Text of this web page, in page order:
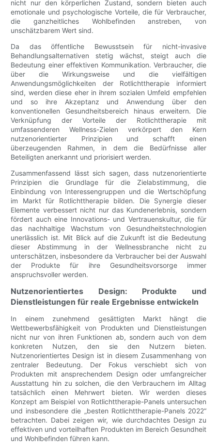
nicht nur den körperlichen Zustand, sondern bieten auch
emotionale und psychologische Vorteile, die für Verbraucher,
die ganzheitliches Wohlbefinden anstreben, von
unschätzbarem Wert sind.
Da das öffentliche Bewusstsein für nicht-invasive
Behandlungsalternativen stetig wächst, steigt auch die
Bedeutung einer effektiven Kommunikation. Verbraucher, die
über die Wirkungsweise und die vielfältigen
Anwendungsmöglichkeiten der Rotlichttherapie informiert
sind, werden diese eher in ihrem sozialen Umfeld empfehlen
und so ihre Akzeptanz und Anwendung über den
konventionellen Gesundheitsbereich hinaus erweitern. Die
Verknüpfung der Vorteile der Rotlichttherapie mit
umfassenderen Wellness-Zielen verkörpert den Kern
nutzenorientierter Prinzipien und schafft einen
überzeugenden Rahmen, in dem die Bedürfnisse aller
Beteiligten anerkannt und priorisiert werden.
Zusammenfassend lässt sich sagen, dass nutzenorientierte
Prinzipien die Grundlage für die Zielabstimmung, die
Einbindung von Interessengruppen und die Wertschöpfung
im Markt für Rotlichttherapie bilden. Die Synergie dieser
Elemente verbessert nicht nur das Kundenerlebnis, sondern
fördert auch eine Innovations- und Vertrauenskultur, die für
das nachhaltige Wachstum von Gesundheitstechnologien
unerlässlich ist. Mit Blick auf die Zukunft ist die Bedeutung
dieser Abstimmung in der Wellnessbranche nicht zu
unterschätzen, insbesondere da Verbraucher bei der Auswahl
der Produkte für ihre Gesundheitsvorsorge immer
anspruchsvoller werden.
Nutzenorientiertes Design: Produkte und
Dienstleistungen für reale Ergebnisse entwickeln
In einem zunehmend gesättigten Markt hängt die
Wettbewerbsfähigkeit von Produkten und Dienstleistungen
nicht nur von ihren Funktionen ab, sondern auch von dem
konkreten Nutzen, den sie den Nutzern bieten.
Nutzenorientiertes Design ist in diesem Zusammenhang von
zentraler Bedeutung. Der Fokus verschiebt sich von
Produkten mit ansprechendem Design oder umfangreicher
Ausstattung hin zu solchen, die den Verbrauchern im Alltag
tatsächlich einen Mehrwert bieten. Wir werden dieses
Konzept am Beispiel von Rotlichttherapie-Panels untersuchen
und insbesondere die „besten Rotlichttherapie-Panels 2022“
betrachten. Dabei zeigen wir, wie durchdachtes Design zu
effektiven und vorteilhaften Produkten im Bereich Gesundheit
und Wohlbefinden führen kann.